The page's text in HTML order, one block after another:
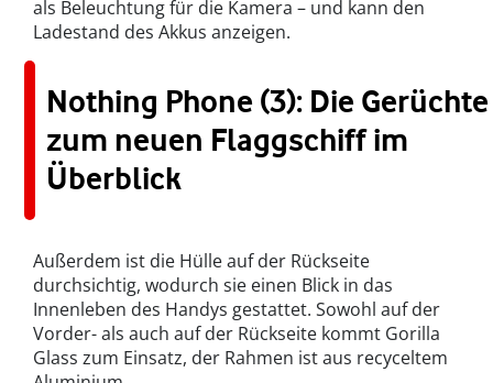
als Beleuchtung für die Kamera – und kann den
Ladestand des Akkus anzeigen.
Nothing Phone (3): Die Gerüchte
zum neuen Flaggschiff im
Überblick
Außerdem ist die Hülle auf der Rückseite
durchsichtig, wodurch sie einen Blick in das
Innenleben des Handys gestattet. Sowohl auf der
Vorder- als auch auf der Rückseite kommt Gorilla
Glass zum Einsatz, der Rahmen ist aus recyceltem